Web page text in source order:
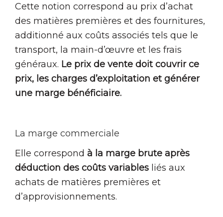
Cette notion correspond au prix d’achat
des matières premières et des fournitures,
additionné aux coûts associés tels que le
transport, la main-d’œuvre et les frais
généraux. Le prix de vente doit couvrir ce
prix, les charges d’exploitation et générer
une marge bénéficiaire.
La marge commerciale
Elle correspond à la marge brute après
déduction des coûts variables liés aux
achats de matières premières et
d’approvisionnements.